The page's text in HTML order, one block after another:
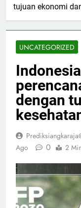
tujuan ekonomi
UNCATEGORIZED
dengan
Ago
0 2